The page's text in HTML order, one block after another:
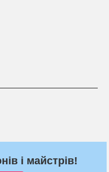
і майстрів!